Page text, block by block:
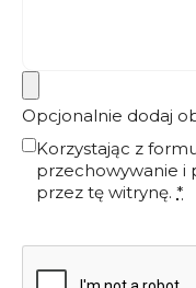
Opcjonalnie dodaj
Korzystając z
przechowywanie i
przez tę witrynę. *